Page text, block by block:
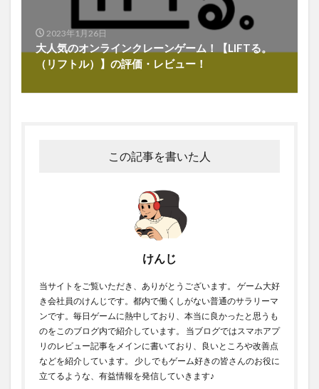
2023年1月26日
大人気のオンラインクレーンゲーム！【LIFTる。
（リフトル）】の評価・レビュー！
この記事を書いた人
けんじ
当サイトをご覧いただき、ありがとうございます。 ゲーム大好
き会社員のけんじです。都内で働くしがない普通のサラリーマ
ンです。毎日ゲームに熱中しており、本当に良かったと思うも
のをこのブログ内で紹介しています。 当ブログではスマホアプ
リのレビュー記事をメインに書いており、良いところや改善点
などを紹介しています。 少しでもゲーム好きの皆さんのお役に
立てるような、有益情報を発信していきます♪